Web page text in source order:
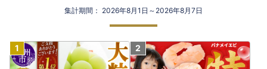
集計期間： 2026年8月1日～2026年8月7日